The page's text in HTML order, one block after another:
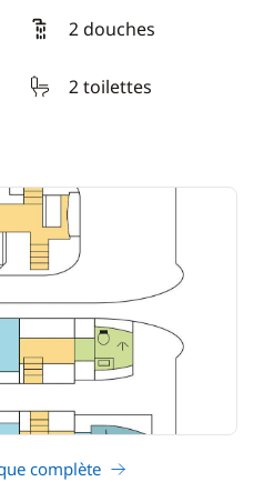
2 douches
2 toilettes
complète